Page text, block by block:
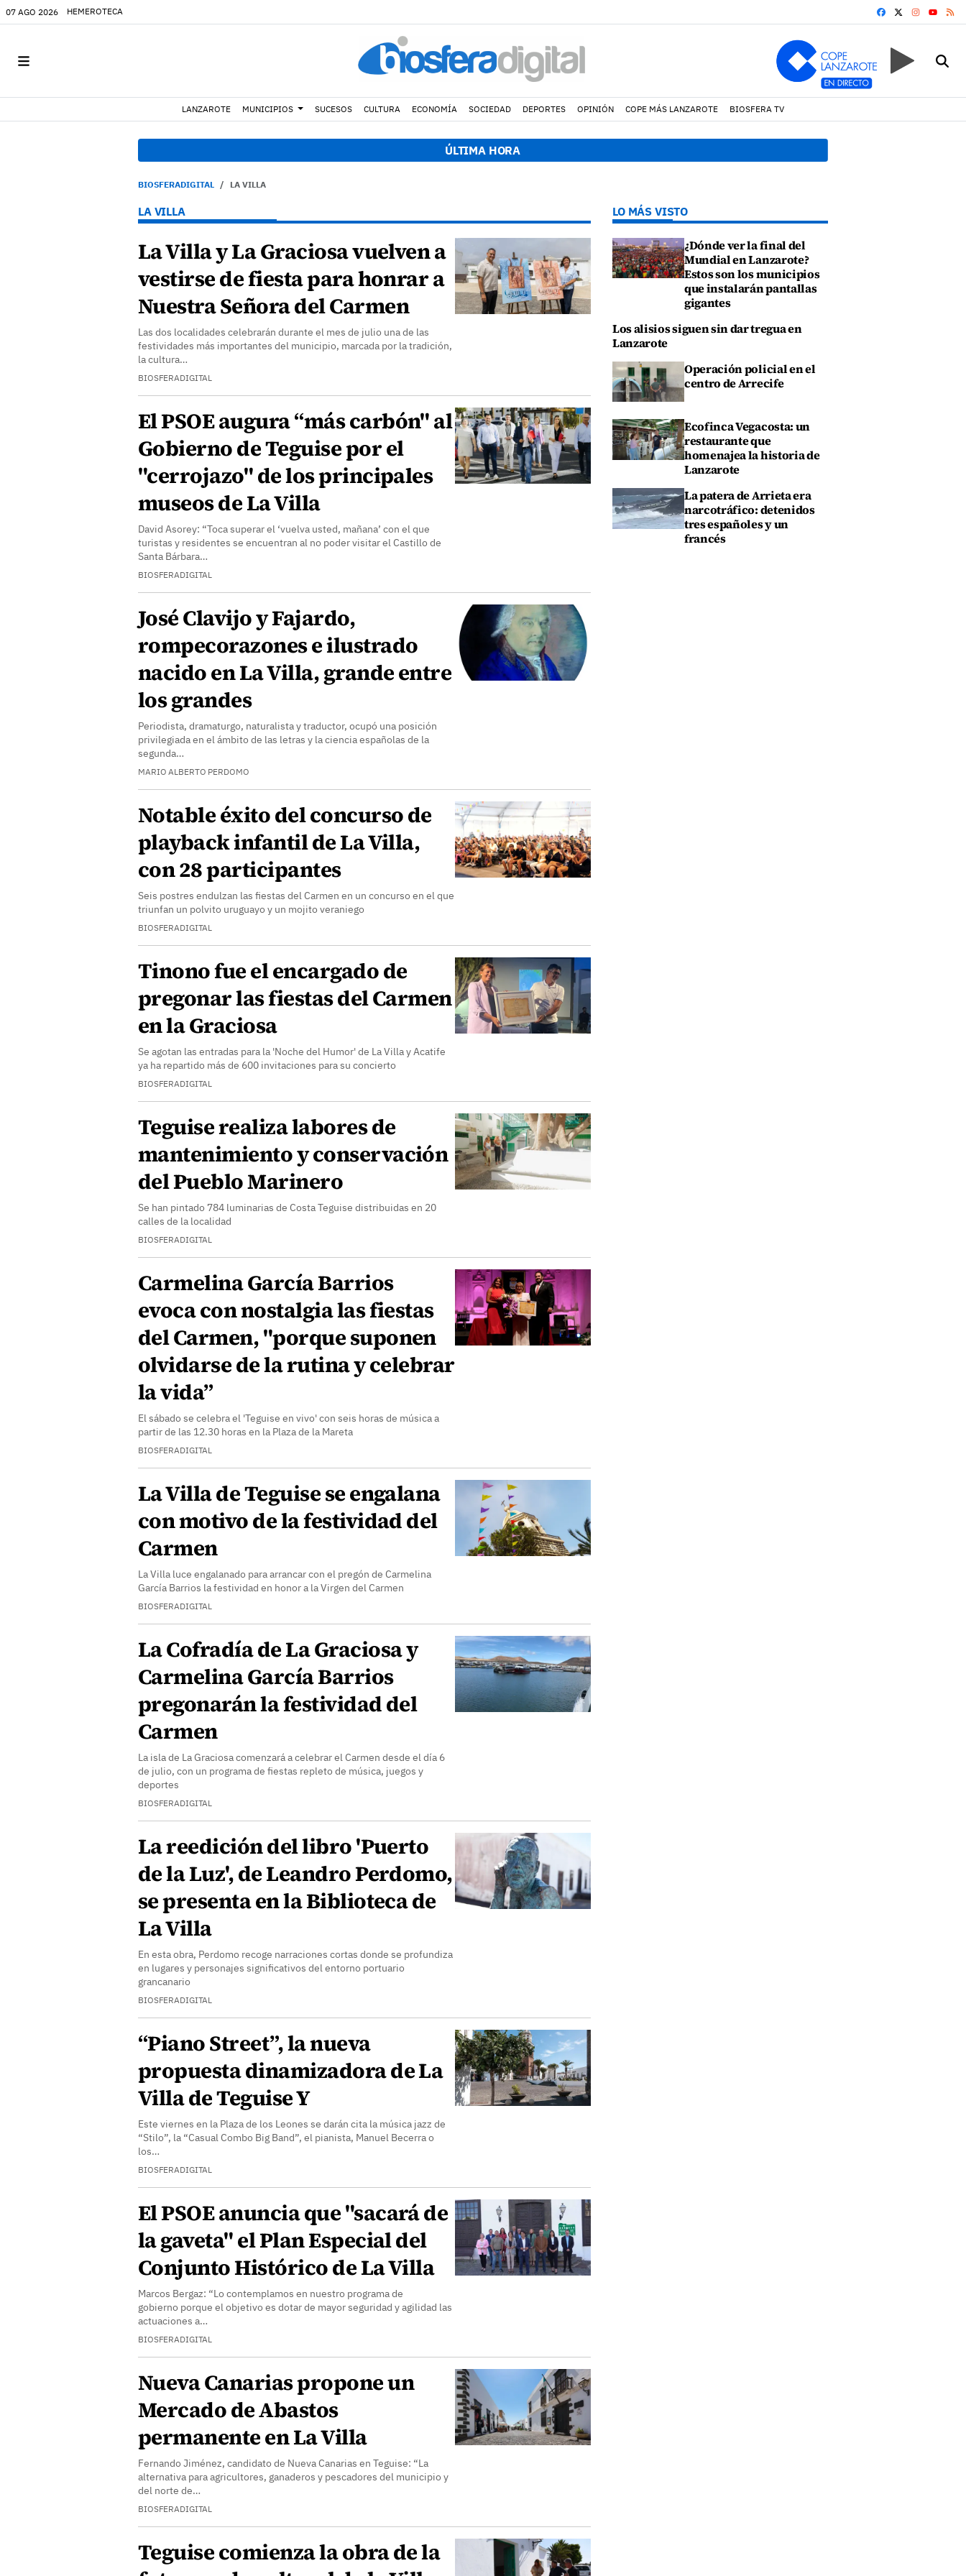
07 AGO 2026 HEMEROTECA FACEBOOK
YOUTUBE
LANZAROTE MUNICIPIOS SUCESOS CULTURA ECONOMÍA SOCIEDAD DEPORTES OPINIÓN COPE MÁS LANZAROTE BIOSFERA TV
ÚLTIMA HORA
BIOSFERADIGITAL LA VILLA
LA VILLA
La Villa y La Graciosa vuelven a
vestirse de fiesta para honrar a
Nuestra Señora del Carmen
Las dos localidades celebrarán durante el mes de julio una de las
festividades más importantes del municipio, marcada por la tradición,
la cultura…
BIOSFERADIGITAL
El PSOE augura “más carbón" al
Gobierno de Teguise por el
"cerrojazo" de los principales
museos de La Villa
David Asorey: “Toca superar el ‘vuelva usted, mañana’ con el que
turistas y residentes se encuentran al no poder visitar el Castillo de
Santa Bárbara…
BIOSFERADIGITAL
José Clavijo y Fajardo,
rompecorazones e ilustrado
nacido en La Villa, grande entre
los grandes
Periodista, dramaturgo, naturalista y traductor, ocupó una posición
privilegiada en el ámbito de las letras y la ciencia españolas de la
segunda…
MARIO ALBERTO PERDOMO
Notable éxito del concurso de
playback infantil de La Villa,
con 28 participantes
Seis postres endulzan las fiestas del Carmen en un concurso en el que
triunfan un polvito uruguayo y un mojito veraniego
BIOSFERADIGITAL
Tinono fue el encargado de
pregonar las fiestas del Carmen
en la Graciosa
Se agotan las entradas para la 'Noche del Humor' de La Villa y Acatife
ya ha repartido más de 600 invitaciones para su concierto
BIOSFERADIGITAL
Teguise realiza labores de
mantenimiento y conservación
del Pueblo Marinero
Se han pintado 784 luminarias de Costa Teguise distribuidas en 20
calles de la localidad
BIOSFERADIGITAL
Carmelina García Barrios
evoca con nostalgia las fiestas
del Carmen, "porque suponen
olvidarse de la rutina y celebrar
la vida”
El sábado se celebra el 'Teguise en vivo' con seis horas de música a
partir de las 12.30 horas en la Plaza de la Mareta
BIOSFERADIGITAL
La Villa de Teguise se engalana
con motivo de la festividad del
Carmen
La Villa luce engalanado para arrancar con el pregón de Carmelina
García Barrios la festividad en honor a la Virgen del Carmen
BIOSFERADIGITAL
La Cofradía de La Graciosa y
Carmelina García Barrios
pregonarán la festividad del
Carmen
La isla de La Graciosa comenzará a celebrar el Carmen desde el día 6
de julio, con un programa de fiestas repleto de música, juegos y
deportes
BIOSFERADIGITAL
La reedición del libro 'Puerto
de la Luz', de Leandro Perdomo,
se presenta en la Biblioteca de
La Villa
En esta obra, Perdomo recoge narraciones cortas donde se profundiza
en lugares y personajes significativos del entorno portuario
grancanario
BIOSFERADIGITAL
“Piano Street”, la nueva
propuesta dinamizadora de La
Villa de Teguise Y
Este viernes en la Plaza de los Leones se darán cita la música jazz de
“Stilo”, la “Casual Combo Big Band”, el pianista, Manuel Becerra o
los…
BIOSFERADIGITAL
El PSOE anuncia que "sacará de
la gaveta" el Plan Especial del
Conjunto Histórico de La Villa
Marcos Bergaz: “Lo contemplamos en nuestro programa de
gobierno porque el objetivo es dotar de mayor seguridad y agilidad las
actuaciones a…
BIOSFERADIGITAL
Nueva Canarias propone un
Mercado de Abastos
permanente en La Villa
Fernando Jiménez, candidato de Nueva Canarias en Teguise: “La
alternativa para agricultores, ganaderos y pescadores del municipio y
del norte de…
BIOSFERADIGITAL
Teguise comienza la obra de la
LO MÁS VISTO
¿Dónde ver la final del
Mundial en Lanzarote?
Estos son los municipios
que instalarán pantallas
gigantes
Los alisios siguen sin dar tregua en
Lanzarote
Operación policial en el
centro de Arrecife
Ecofinca Vegacosta: un
restaurante que
homenajea la historia de
Lanzarote
La patera de Arrieta era
narcotráfico: detenidos
tres españoles y un
francés